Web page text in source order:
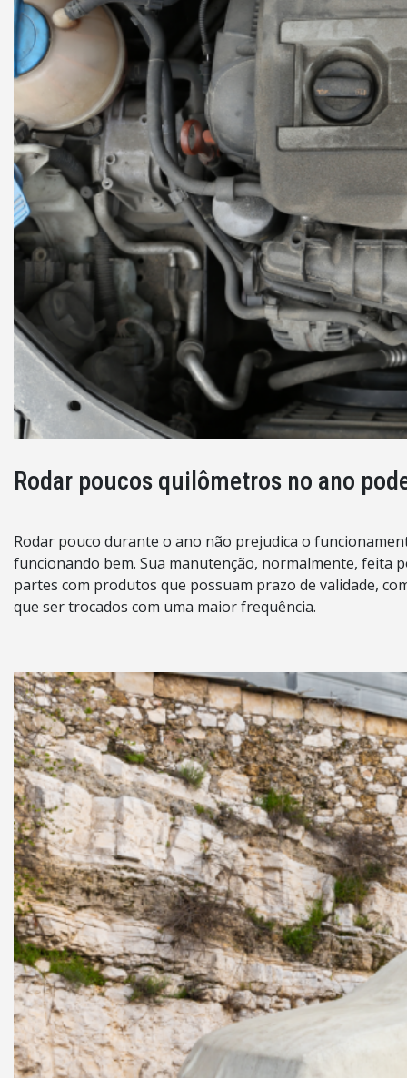
Rodar poucos quilômetros no ano
Rodar pouco durante o ano não prejudica o
funcionando bem. Sua manutenção, normalmente, feita
partes com produtos que possuam prazo de validade,
que ser trocados com uma maior frequência.